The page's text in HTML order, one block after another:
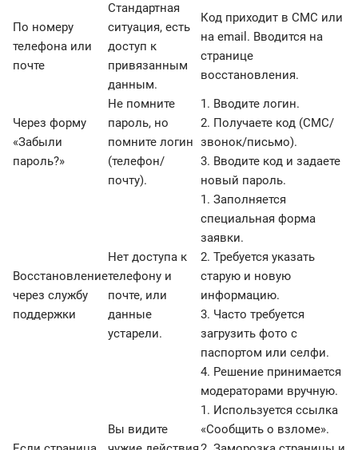
По номеру
телефона или
почте
Стандартная
ситуация, есть
доступ к
привязанным
данным.
Код приходит в СМС или
на email. Вводится на
странице
восстановления.
Через форму
«Забыли
пароль?»
Не помните
пароль, но
помните логин
(телефон/
почту).
1. Вводите логин.
2. Получаете код (СМС/
звонок/письмо).
3. Вводите код и задаете
новый пароль.
Восстановление
через службу
поддержки
Нет доступа к
телефону и
почте, или
данные
устарели.
1. Заполняется
специальная форма
заявки.
2. Требуется указать
старую и новую
информацию.
3. Часто требуется
загрузить фото с
паспортом или селфи.
4. Решение принимается
модераторами вручную.
Вы видите
1. Используется ссылка
«Сообщить о взломе».